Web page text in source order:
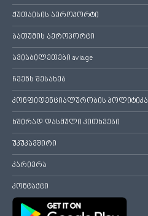
ქუთაისის აეროპორტი
ბათუმის აეროპორტი
ავიაბილეთები avia.ge
ჩვენს შესახებ
კონფიდენციალურობის პოლიტიკა
ხშირად დასმული კითხვები
უკუკავშირი
კარიერა
კონტაქტი